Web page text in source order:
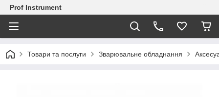
Prof Instrument
Товари та послуги Зварювальне обладнання